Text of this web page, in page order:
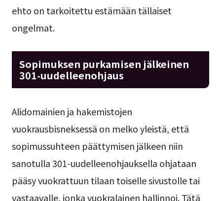
ehto on tarkoitettu estämään tällaiset
ongelmat.
Sopimuksen purkamisen jälkeinen
301-uudelleenohjaus
Alidomainien ja hakemistojen
vuokrausbisneksessä on melko yleistä, että
sopimussuhteen päättymisen jälkeen niin
sanotulla 301-uudelleenohjauksella ohjataan
pääsy vuokrattuun tilaan toiselle sivustolle tai
vastaavalle, jonka vuokralainen hallinnoi. Tätä